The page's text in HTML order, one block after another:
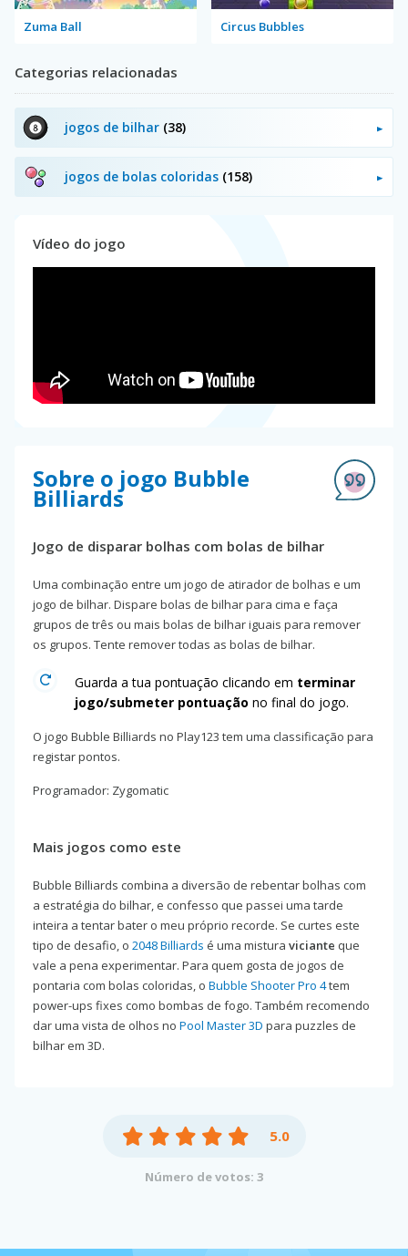
Zuma Ball Circus Bubbles
Categorias relacionadas
jogos de bilhar (38)
jogos de bolas coloridas (158)
Vídeo do jogo
Sobre o jogo Bubble
Billiards
Jogo de disparar bolhas com bolas de bilhar
Uma combinação entre um jogo de atirador de bolhas e um
jogo de bilhar. Dispare bolas de bilhar para cima e faça
grupos de três ou mais bolas de bilhar iguais para remover
os grupos. Tente remover todas as bolas de bilhar.
Guarda a tua pontuação clicando em terminar
jogo/submeter pontuação no final do jogo.
O jogo Bubble Billiards no Play123 tem uma classificação para
registar pontos.
Programador: Zygomatic
Mais jogos como este
Bubble Billiards combina a diversão de rebentar bolhas com
a estratégia do bilhar, e confesso que passei uma tarde
inteira a tentar bater o meu próprio recorde. Se curtes este
tipo de desafio, o 2048 Billiards é uma mistura viciante que
vale a pena experimentar. Para quem gosta de jogos de
pontaria com bolas coloridas, o Bubble Shooter Pro 4tem
power-ups fixes como bombas de fogo. Também recomendo
dar uma vista de olhos no Pool Master 3D para puzzles de
bilhar em 3D.
5.0
Número de votos: 3